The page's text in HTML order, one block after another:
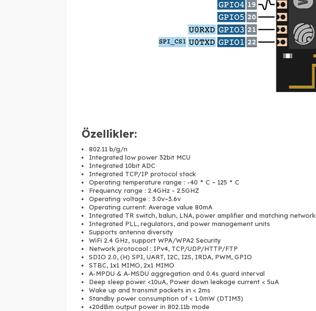
Özellikler:
802.11 b/g/n
Integrated low power 32bit MCU
Integrated 10bit ADC
Integrated TCP/IP protocol stack
Operating temperature range : -40 ° C ~ 125 ° C
Frequency range : 2.4GHz - 2.5GHZ
Operating voltage : 3.0v~3.6v
Operating current: Average value 80mA
Integrated TR switch, balun, LNA, power amplifier and matching network
Integrated PLL, regulators, and power management units
Supports antenna diversity
WiFi 2.4 GHz, support WPA/WPA2 Security
Network protocaol : IPv4, TCP/UDP/HTTP/FTP
SDIO 2.0, (H) SPI, UART, I2C, I2S, IRDA, PWM, GPIO
STBC, 1x1 MIMO, 2x1 MIMO
A-MPDU & A-MSDU aggregation and 0.4s guard interval
Deep sleep power <10uA, Power down leakage current < 5uA
Wake up and transmit packets in < 2ms
Standby power consumption of < 1.0mW (DTIM3)
+20dBm output power in 802.11b mode